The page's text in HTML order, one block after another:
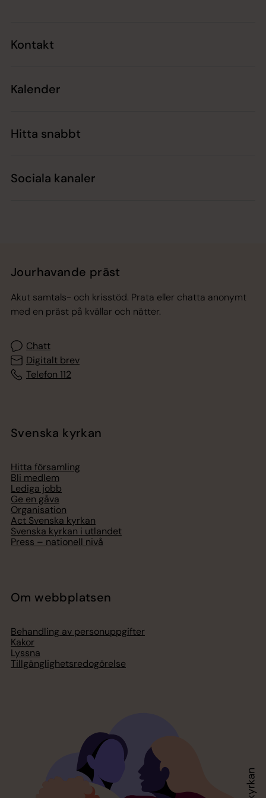
Kontakt
Kalender
Hitta snabbt
Sociala kanaler
Jourhavande präst
Akut samtals- och krisstöd. Prata eller chatta anonymt
med en präst på kvällar och nätter.
Chatt
Digitalt brev
Telefon 112
Svenska kyrkan
Hitta församling
Bli medlem
Lediga jobb
Ge en gåva
Organisation
Act Svenska kyrkan
Svenska kyrkan i utlandet
Press – nationell nivå
Om webbplatsen
Behandling av personuppgifter
Kakor
Lyssna
Tillgänglighetsredogörelse